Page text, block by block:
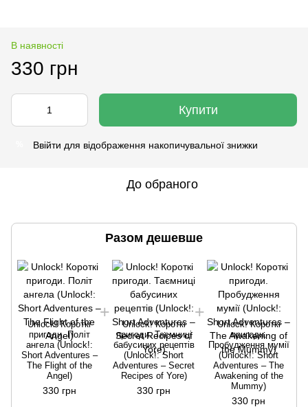
В наявності
330 грн
Купити
Ввійти для відображення накопичувальної знижки
До обраного
Разом дешевше
Unlock! Короткі
пригоди. Політ
ангела (Unlock!:
Short Adventures –
The Flight of the
Angel)
330 грн
Unlock! Короткі
пригоди. Таємниці
бабусиних рецептів
(Unlock!: Short
Adventures – Secret
Recipes of Yore)
330 грн
Unlock! Короткі
пригоди.
Пробудження мумії
(Unlock!: Short
Adventures – The
Awakening of the
Mummy)
330 грн